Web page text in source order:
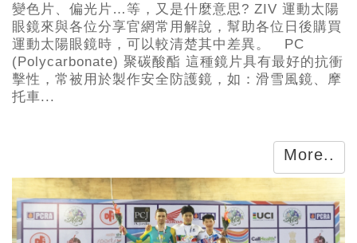
變色片、偏光片…等，又是什麼意思? ZIV 運動太陽
眼鏡來與各位分享官網常用解說，幫助各位日後購買
運動太陽眼鏡時，可以較清楚其中差異。 PC
(Polycarbonate) 聚碳酸酯 這種鏡片具有最好的抗衝
擊性，常被用於製作安全防護鏡，如：滑雪風鏡、摩
托車...
More..